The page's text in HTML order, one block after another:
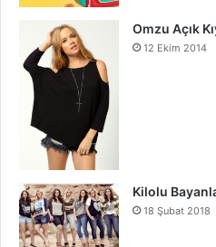
Omzu Açık
12 Ekim 2014
Kilolu
18 Şubat 2018